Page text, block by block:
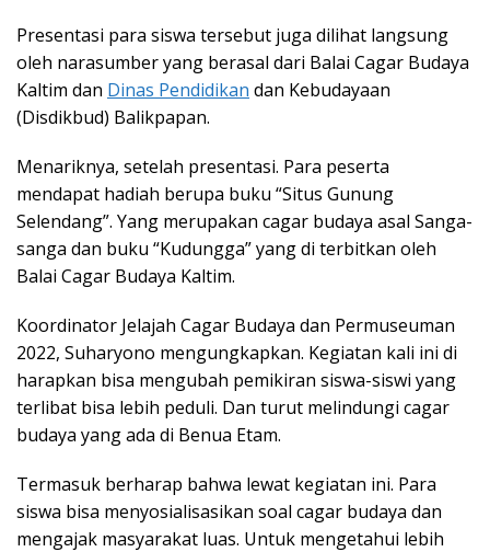
Presentasi para siswa tersebut juga dilihat langsung
oleh narasumber yang berasal dari Balai Cagar Budaya
Kaltim dan Dinas Pendidikan dan Kebudayaan
(Disdikbud) Balikpapan.
Menariknya, setelah presentasi. Para peserta
mendapat hadiah berupa buku “Situs Gunung
Selendang”. Yang merupakan cagar budaya asal Sanga-
sanga dan buku “Kudungga” yang di terbitkan oleh
Balai Cagar Budaya Kaltim.
Koordinator Jelajah Cagar Budaya dan Permuseuman
2022, Suharyono mengungkapkan. Kegiatan kali ini di
harapkan bisa mengubah pemikiran siswa-siswi yang
terlibat bisa lebih peduli. Dan turut melindungi cagar
budaya yang ada di Benua Etam.
Termasuk berharap bahwa lewat kegiatan ini. Para
siswa bisa menyosialisasikan soal cagar budaya dan
mengajak masyarakat luas. Untuk mengetahui lebih